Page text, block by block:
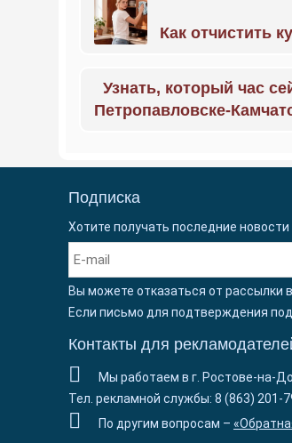
Как отчистить
Узнать, который час
Петропавловске-
Подписка
Хотите получать последние
Вы можете отказаться от рассылки
Если письмо для подтверждения
Контакты для
Мы работаем в г. Ростове-на-
Тел. рекламной службы: 8 (863) 201-
По другим вопросам –